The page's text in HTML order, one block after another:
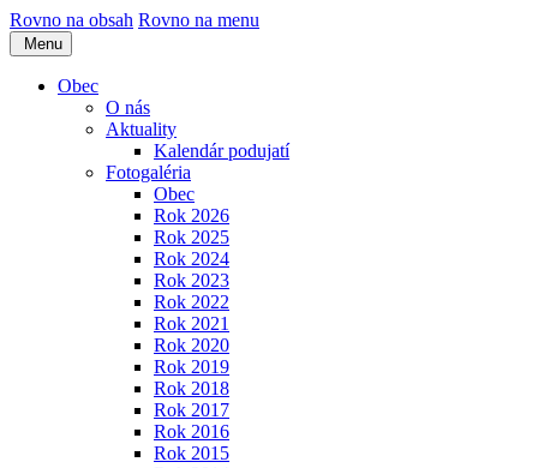
Rovno na obsah Rovno na menu
Menu
Obec
O nás
Aktuality
Kalendár podujatí
Fotogaléria
Obec
Rok 2026
Rok 2025
Rok 2024
Rok 2023
Rok 2022
Rok 2021
Rok 2020
Rok 2019
Rok 2018
Rok 2017
Rok 2016
Rok 2015